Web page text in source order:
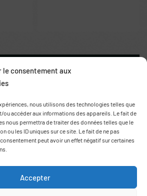
le consentement aux
nous utilisons des technologies telles que
ou accéder aux informations des appareils. Le fait de
nous permettra de traiter des données telles que le
ou les ID uniques sur ce site. Le fait de ne pas
peut avoir un effet négatif sur certaines
Accepter
vessieres.com